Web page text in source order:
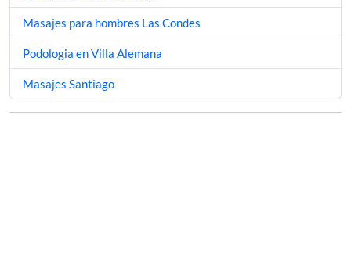
Masajes para hombres Las Condes
Podologia en Villa Alemana
Masajes Santiago